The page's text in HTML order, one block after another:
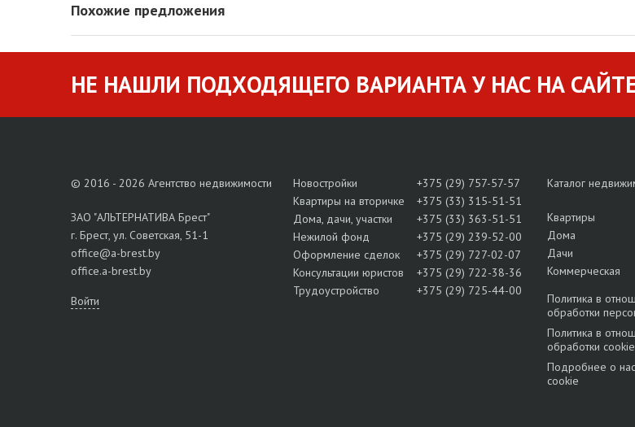
Похожие предложения
НЕ НАШЛИ ПОДХОДЯЩЕГО ВАРИАНТА У НАС НА
© 2016 - 2026 Агентство недвижимости
ЗАО "АЛЬТЕРНАТИВА Брест"
г. Брест, ул. Советская, 51-1
office@a-brest.by
office.a-brest.by
Войти
Новостройки
+375 (29) 757-57-57
Квартиры на вторичке
+375 (33) 315-51-51
Дома, дачи, участки
+375 (33) 363-51-51
Нежилой фонд
+375 (29) 239-52-00
Оформление сделок
+375 (29) 727-02-07
Консультации юристов
+375 (29) 722-38-36
Трудоустройство
+375 (29) 725-44-00
Каталог
Квартиры
Дома
Дачи
Коммерческая
Политика в
обработки
Политика в
обработки cookie
Подробнее о
cookie